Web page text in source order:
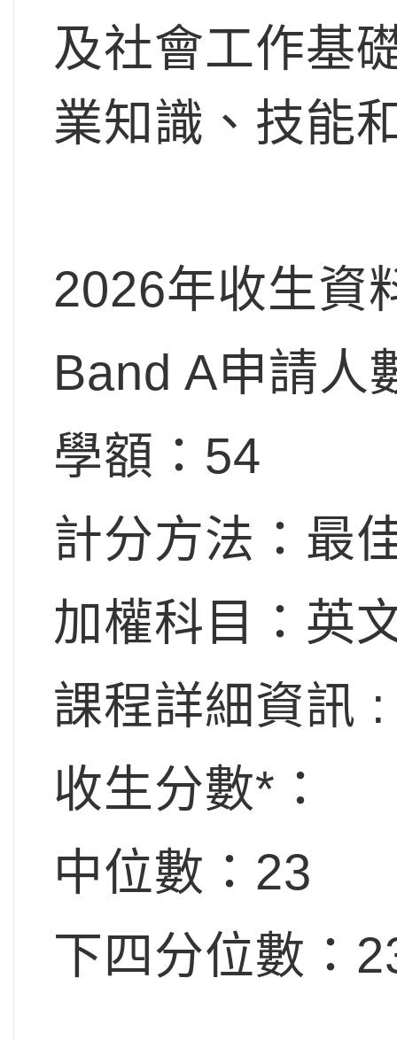
及社會工作基
業知識、技能
2026年收生資
Band A申請人
學額：54
計分方法：最
加權科目：英
課程詳細資訊
收生分數*：
中位數：23
下四分位數：